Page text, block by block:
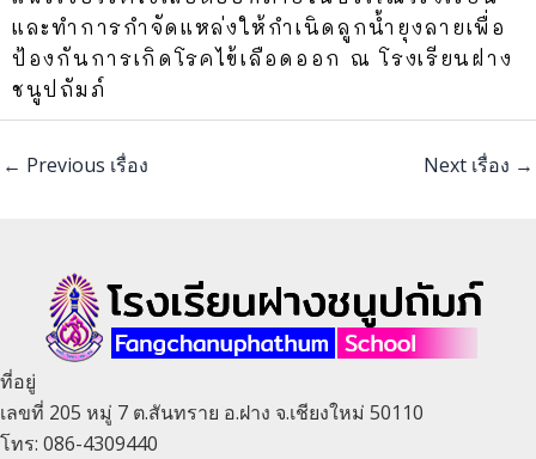
และทำการกำจัดแหล่งให้กำเนิดลูกน้ำยุงลายเพื่อ
ป้องกันการเกิดโรคไข้เลือดออก ณ โรงเรียนฝาง
ชนูปถัมภ์
← Previous เรื่อง Next เรื่อง →
ที่อยู่
เลขที่ 205 หมู่ 7 ต.สันทราย อ.ฝาง จ.เชียงใหม่ 50110
โทร: 086-4309440